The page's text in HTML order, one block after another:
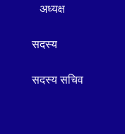
अध्यक्ष
सदस्य
सदस्य सचिव